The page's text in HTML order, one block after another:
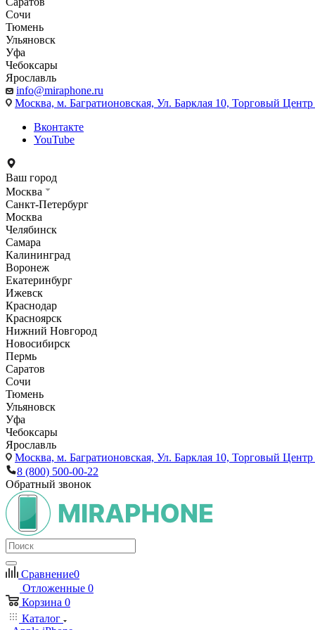
Сочи
Тюмень
Ульяновск
Уфа
Чебоксары
Ярославль
info@miraphone.ru
Москва, м. Багратионовская, Ул. Барклая 10, Торговый
Вконтакте
YouTube
Ваш город
Москва
Санкт-Петербург
Москва
Челябинск
Самара
Калининград
Воронеж
Екатеринбург
Ижевск
Краснодар
Красноярск
Нижний Новгород
Новосибирск
Пермь
Саратов
Сочи
Тюмень
Ульяновск
Уфа
Чебоксары
Ярославль
Москва, м. Багратионовская, Ул. Барклая 10, Торговый
8 (800) 500-00-22
Обратный звонок
Сравнение0
Отложенные 0
Корзина 0
Каталог